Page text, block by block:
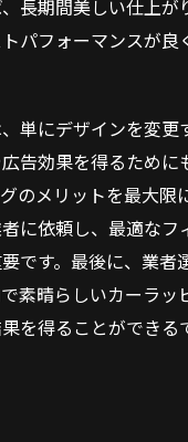
長期間美しい仕上が
パフォーマンスが良
単にデザインを変更
告効果を得るために
のメリットを最大限
に依頼し、最適なフ
です。最後に、業者
素晴らしいカーラッ
を得ることができる